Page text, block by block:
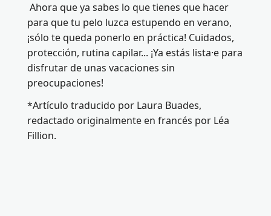
Ahora que ya sabes lo que tienes que hacer
para que tu pelo luzca estupendo en verano,
¡sólo te queda ponerlo en práctica! Cuidados,
protección, rutina capilar... ¡Ya estás lista⸱e para
disfrutar de unas vacaciones sin
preocupaciones!
*Artículo traducido por Laura Buades,
redactado originalmente en francés por Léa
Fillion.